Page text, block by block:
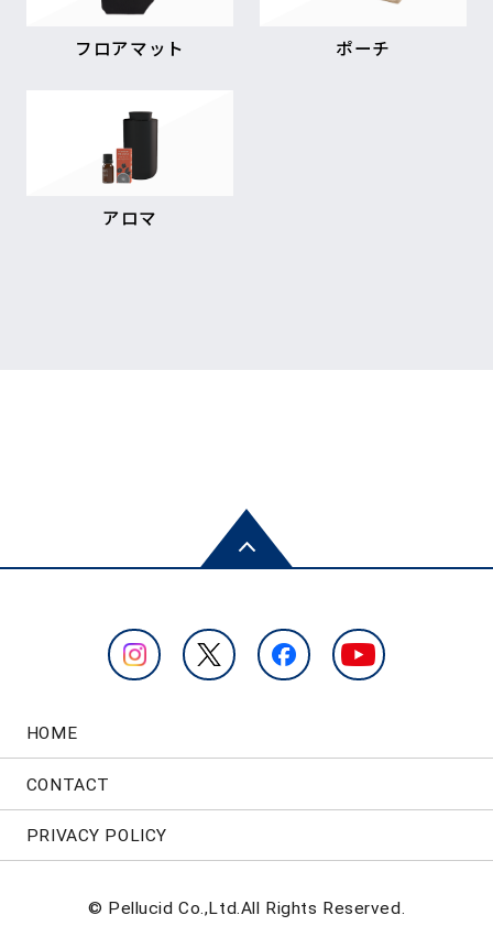
フロアマット ポーチ
アロマ
HOME
CONTACT
PRIVACY POLICY
© Pellucid Co.,Ltd.All Rights Reserved.